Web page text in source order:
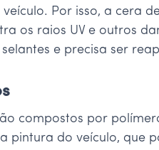
Por isso, a cera
os raios UV e outros
e precisa ser
compostos por
pintura do veículo, que